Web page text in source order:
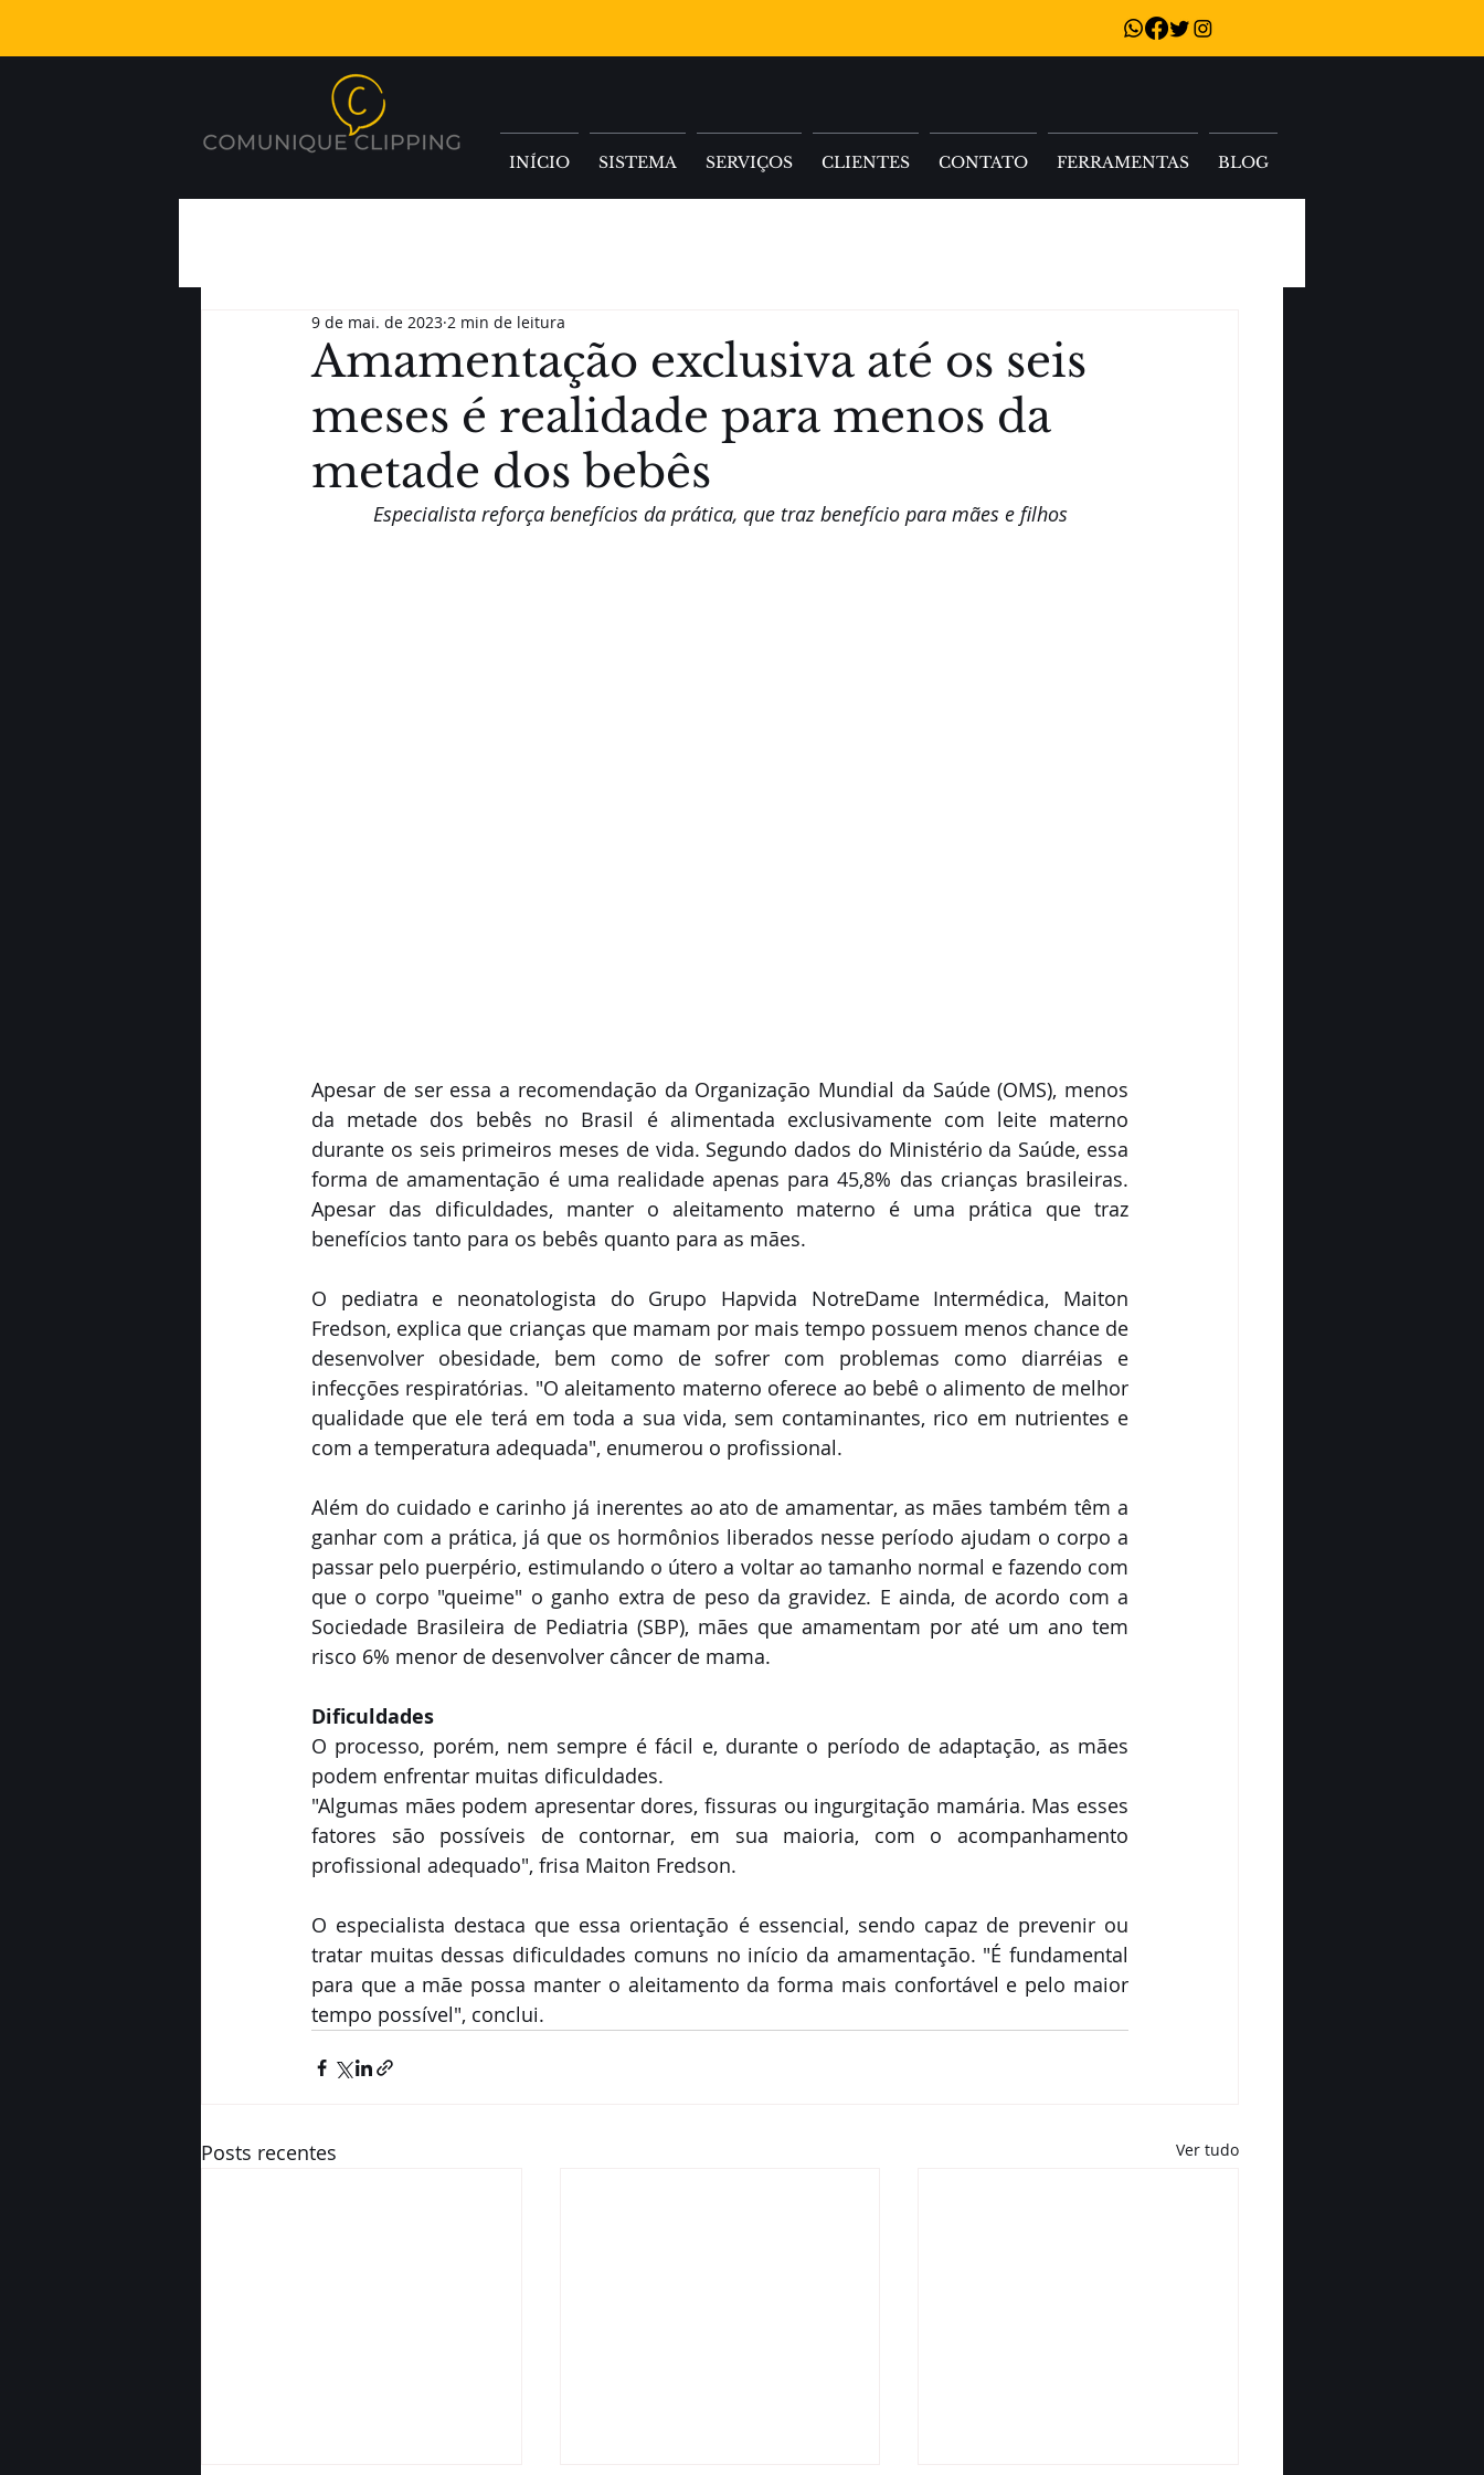
INÍCIO SISTEMA SERVIÇOS CLIENTES CONTATO FERRAMENTAS BLOG
Amamentação exclusiva até os seis
meses é realidade para menos da
metade dos bebês
9 de mai. de 2023 2 min de leitura
Especialista reforça benefícios da prática, que traz benefício para mães e filhos
Apesar de ser essa a recomendação da Organização Mundial da Saúde (OMS), menos
da metade dos bebês no Brasil é alimentada exclusivamente com leite materno
durante os seis primeiros meses de vida. Segundo dados do Ministério da Saúde, essa
forma de amamentação é uma realidade apenas para 45,8% das crianças brasileiras.
Apesar das dificuldades, manter o aleitamento materno é uma prática que traz
benefícios tanto para os bebês quanto para as mães.
O pediatra e neonatologista do Grupo Hapvida NotreDame Intermédica, Maiton
Fredson, explica que crianças que mamam por mais tempo possuem menos chance de
desenvolver obesidade, bem como de sofrer com problemas como diarréias e
infecções respiratórias. "O aleitamento materno oferece ao bebê o alimento de melhor
qualidade que ele terá em toda a sua vida, sem contaminantes, rico em nutrientes e
com a temperatura adequada", enumerou o profissional.
Além do cuidado e carinho já inerentes ao ato de amamentar, as mães também têm a
ganhar com a prática, já que os hormônios liberados nesse período ajudam o corpo a
passar pelo puerpério, estimulando o útero a voltar ao tamanho normal e fazendo com
que o corpo "queime" o ganho extra de peso da gravidez. E ainda, de acordo com a
Sociedade Brasileira de Pediatria (SBP), mães que amamentam por até um ano tem
risco 6% menor de desenvolver câncer de mama.
Dificuldades
O processo, porém, nem sempre é fácil e, durante o período de adaptação, as mães
podem enfrentar muitas dificuldades.
"Algumas mães podem apresentar dores, fissuras ou ingurgitação mamária. Mas esses
fatores são possíveis de contornar, em sua maioria, com o acompanhamento
profissional adequado", frisa Maiton Fredson.
O especialista destaca que essa orientação é essencial, sendo capaz de prevenir ou
tratar muitas dessas dificuldades comuns no início da amamentação. "É fundamental
para que a mãe possa manter o aleitamento da forma mais confortável e pelo maior
tempo possível", conclui.
Posts recentes Ver tudo